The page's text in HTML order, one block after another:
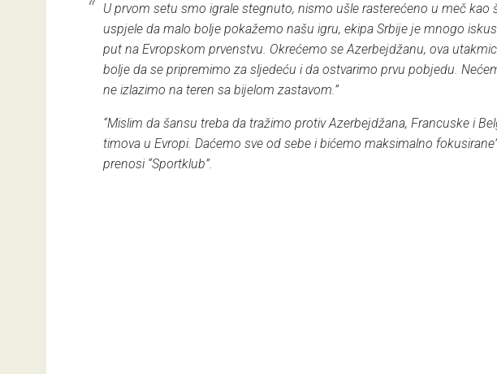
U prvom setu smo igrale stegnuto, nismo ušle rasterećeno u meč kao
uspjele da malo bolje pokažemo našu igru, ekipa Srbije je mnogo
put na Evropskom prvenstvu. Okrećemo se Azerbejdžanu, ova
bolje da se pripremimo za sljedeću i da ostvarimo prvu pobjedu.
ne izlazimo na teren sa bijelom zastavom.”
“Mislim da šansu treba da tražimo protiv Azerbejdžana, Francuske i
timova u Evropi. Daćemo sve od sebe i bićemo maksimalno
prenosi “Sportklub”.